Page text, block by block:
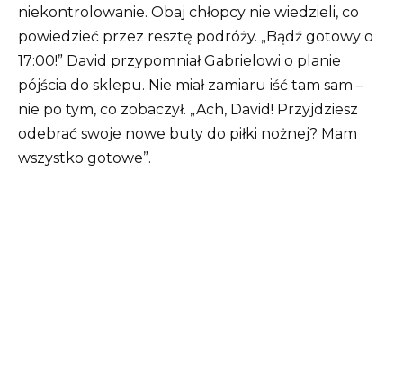
niekontrolowanie. Obaj chłopcy nie wiedzieli, co
powiedzieć przez resztę podróży. „Bądź gotowy o
17:00!” David przypomniał Gabrielowi o planie
pójścia do sklepu. Nie miał zamiaru iść tam sam –
nie po tym, co zobaczył. „Ach, David! Przyjdziesz
odebrać swoje nowe buty do piłki nożnej? Mam
wszystko gotowe”.